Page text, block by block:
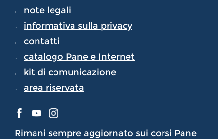
note legali
informativa sulla privacy
contatti
catalogo Pane e Internet
kit di comunicazione
area riservata
Rimani sempre aggiornato sui corsi Pane